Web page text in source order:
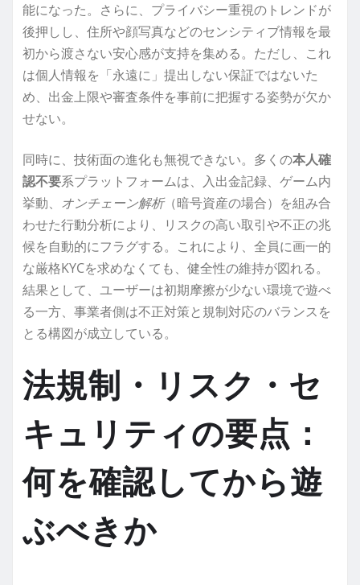
能になった。さらに、プライバシー重視のトレンドが
後押しし、住所や顔写真などのセンシティブ情報を最
初から渡さない安心感が支持を集める。ただし、これ
は個人情報を「永遠に」提出しない保証ではないた
め、出金上限や審査条件を事前に把握する姿勢が欠か
せない。
同時に、技術面の進化も無視できない。多くの本人確
認不要系プラットフォームは、入出金記録、ゲーム内
挙動、 オンチェーン解析（暗号資産の場合）を組み合
わせた行動分析により、リスクの高い取引や不正の兆
候を自動的にフラグする。これにより、全員に画一的
な厳格KYCを求めなくても、健全性の維持が図れる。
結果として、ユーザーは初期摩擦が少ない環境で遊べ
る一方、事業者側は不正対策と規制対応のバランスを
とる構図が成立している。
法規制・リスク・セ
キュリティの要点：
何を確認してから遊
ぶべきか